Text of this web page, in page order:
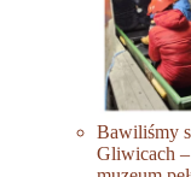
Bawiliśmy
Gliwicach